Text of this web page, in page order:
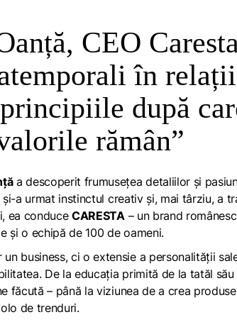
CEO
în
după
rămân”
a descoperit frumusețea detaliilor și
și-a urmat instinctul creativ și, mai târziu, a
ea conduceCARESTA – un brand
și o echipă de 100 de oameni.
un business, ci o extensie a personalității
De la educația primită de la tatăl
făcută – până la viziunea de a crea
de trenduri.